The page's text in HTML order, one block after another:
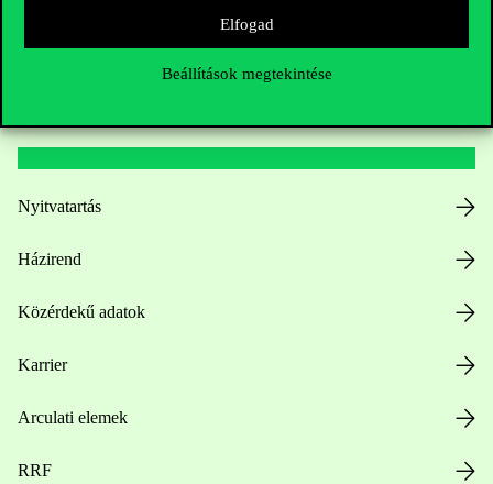
Elfogad
Beállítások megtekintése
Nyitvatartás
Házirend
Közérdekű adatok
Karrier
Arculati elemek
RRF